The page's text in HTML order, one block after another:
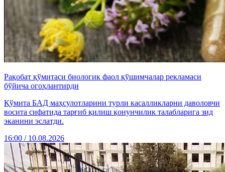
Рақобат қўмитаси биологик фаол қўшимчалар рекламаси
бўйича огоҳлантирди
Қўмита БАД маҳсулотларини турли касалликларни даволовчи
восита сифатида тарғиб қилиш қонунчилик талабларига зид
эканини эслатди.
16:00 / 10.08.2026